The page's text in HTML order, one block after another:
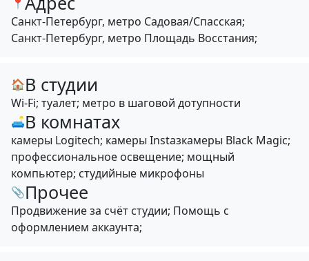
Санкт-Петербург, метро Садовая/Спасская;
Санкт-Петербург, метро Площадь Восстания;
🏠В студии
Wi-Fi; туалет; метро в шаговой дотупности
🛋В комнатах
камеры Logitech; камеры Instaзкамеры Black Magic;
профессиональное освещение; мощный
компьютер; студийные микрофоны
📎Прочее
Продвижение за счёт студии; Помощь с
оформлением аккаунта;